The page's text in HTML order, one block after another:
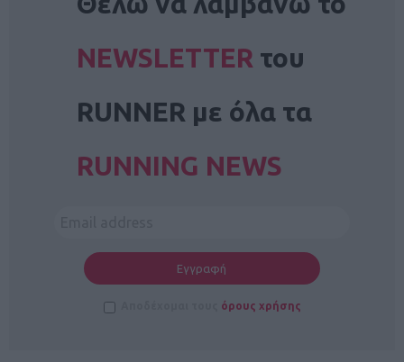
NEWSLETTER του
RUNNER με όλα τα
RUNNING NEWS
όρους χρήσης